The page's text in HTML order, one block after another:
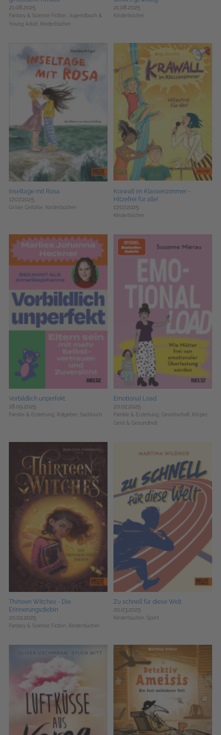
21.08.2025
Fantasy & Science Fiction,
Jugendbuch &
Young Adult,
Kinderbücher
21.08.2025
Kinderbücher
Inseltage mit Rosa
17.07.2025
Große Gefühle, Kinderbücher
Krawall im Klassenzimmer -
Hitzefrei für alle!
17.07.2025
Kinderbücher
Vorbildlich unperfekt
18.09.2025
Familie & Erziehung, Ratgeber, Sachbuch
Emotional Load
20.02.2025
Familie & Erziehung, Gesellschaft,
Körper,
Geist & Gesundheit
Thirteen Witches - Die
Erinnerungsdiebin
20.02.2025
Fantasy & Science Fiction, Kinderbücher
Zu schnell für diese Welt
20.03.2025
Kinderbücher, Sport